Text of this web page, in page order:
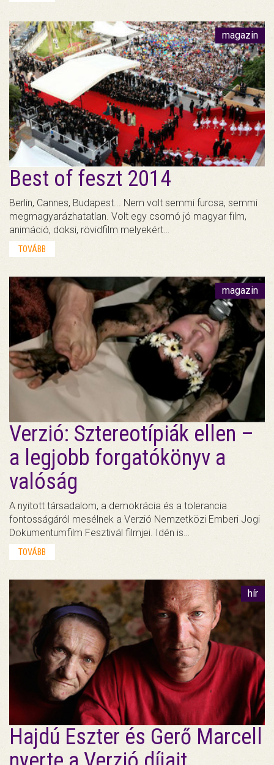
magazin
Best of feszt 2014
Berlin, Cannes, Budapest... Nem volt semmi furcsa, semmi
megmagyarázhatatlan. Volt egy csomó jó magyar film,
animáció, doksi, rövidfilm melyekért…
TOVÁBB
magazin
Verzió: Sztereotípiák ellen –
a legjobb forgatókönyv a
valóság
A nyitott társadalom, a demokrácia és a tolerancia
fontosságáról mesélnek a Verzió Nemzetközi Emberi Jogi
Dokumentumfilm Fesztivál filmjei. Idén is…
TOVÁBB
hír
Hajdú Eszter és Gerő Marcell